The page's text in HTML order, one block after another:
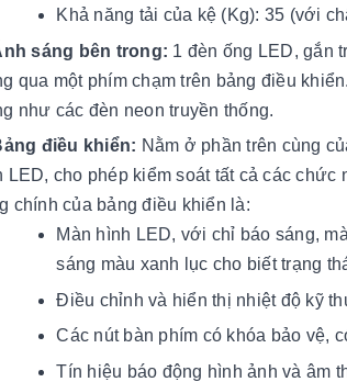
Khả năng tải của kệ (Kg): 35 (với
sáng bên trong: 1 đèn ống LED, gắn
qua một phím chạm trên bảng điều
như các đèn neon truyền thống.
điều khiển: Nằm ở phần trên cùng
LED, cho phép kiểm soát tất cả các
chính của bảng điều khiển là:
Màn hình LED, với chỉ báo sáng,
sáng màu xanh lục cho biết trạng
Điều chỉnh và hiển thị nhiệt độ kỹ
Các nút bàn phím có khóa bảo vệ,
Tín hiệu báo động hình ảnh và âm